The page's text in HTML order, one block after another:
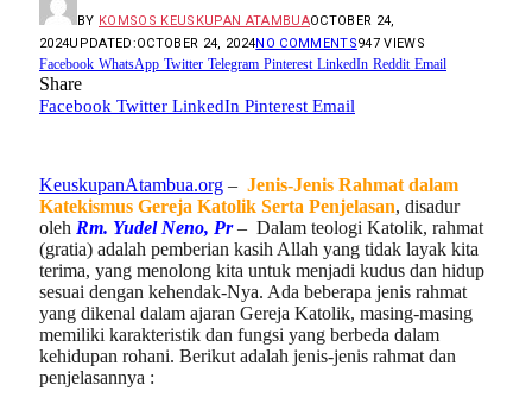
BY KOMSOS KEUSKUPAN ATAMBUAOCTOBER 24,
2024UPDATED:OCTOBER 24, 2024NO COMMENTS947VIEWS
Facebook WhatsApp Twitter Telegram Pinterest LinkedIn Reddit Email
Share
Facebook Twitter LinkedIn Pinterest Email
KeuskupanAtambua.org – Jenis-Jenis Rahmat dalam
Katekismus Gereja Katolik Serta Penjelasan, disadur
oleh Rm. Yudel Neno, Pr– Dalam teologi Katolik, rahmat
(gratia) adalah pemberian kasih Allah yang tidak layak kita
terima, yang menolong kita untuk menjadi kudus dan hidup
sesuai dengan kehendak-Nya. Ada beberapa jenis rahmat
yang dikenal dalam ajaran Gereja Katolik, masing-masing
memiliki karakteristik dan fungsi yang berbeda dalam
kehidupan rohani. Berikut adalah jenis-jenis rahmat dan
penjelasannya :